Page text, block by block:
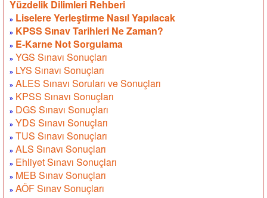
Yüzdelik Dilimleri Rehberi
» Liselere Yerleştirme Nasıl Yapılacak
» KPSS Sınav Tarihleri Ne Zaman?
» E-Karne Not Sorgulama
» YGS Sınavı Sonuçları
» LYS Sınavı Sonuçları
» ALES Sınavı Soruları ve Sonuçları
» KPSS Sınavı Sonuçları
» DGS Sınavı Sonuçları
» YDS Sınavı Sonuçları
» TUS Sınavı Sonuçları
» ALS Sınavı Sonuçları
» Ehliyet Sınavı Sonuçları
» MEB Sınav Sonuçları
» AÖF Sınav Sonuçları